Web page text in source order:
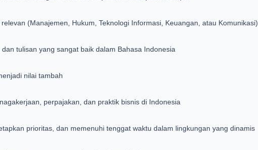
(Manajemen, Hukum, Teknologi Informasi, Keuangan, atau Komunikasi)
tulisan yang sangat baik dalam Bahasa Indonesia
nilai tambah
perpajakan, dan praktik bisnis di Indonesia
prioritas, dan memenuhi tenggat waktu dalam lingkungan yang dinamis